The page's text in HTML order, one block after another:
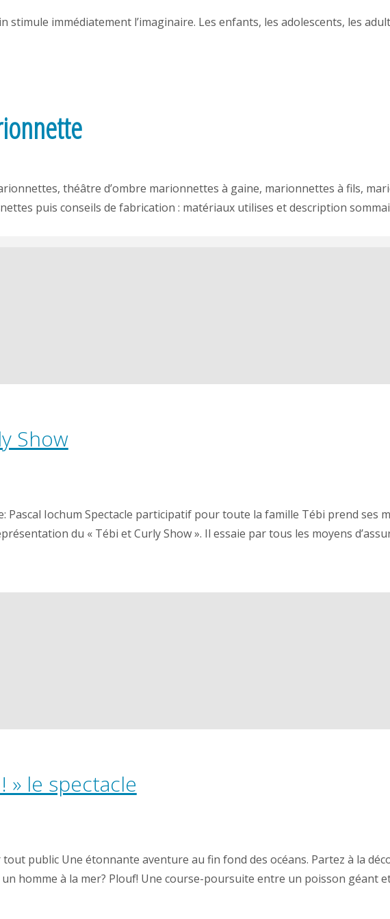
stimule immédiatement l’imaginaire. Les enfants, les adolescents, les
théâtre d’ombre marionnettes à gaine, marionnettes à fils,
puis conseils de fabrication : matériaux utilises et description
Show
Pascal Iochum Spectacle participatif pour toute la famille Tébi prend ses
du « Tébi et Curly Show ». Il essaie par tous les moyens
» le spectacle
public Une étonnante aventure au fin fond des océans. Partez à la
un homme à la mer? Plouf! Une course-poursuite entre un poisson géant